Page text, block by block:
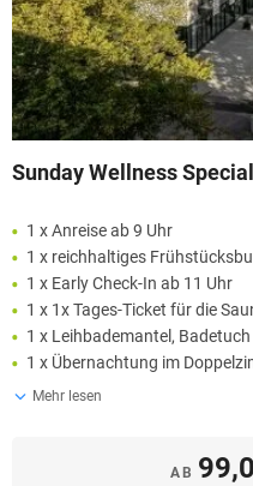
Sunday Wellness Special
1 x Anreise ab 9 Uhr
1 x reichhaltiges
1 x Early Check-In ab 11 Uhr
1 x 1x Tages-Ticket für die
1 x Leihbademantel,
1 x Übernachtung im
Mehr lesen
AB